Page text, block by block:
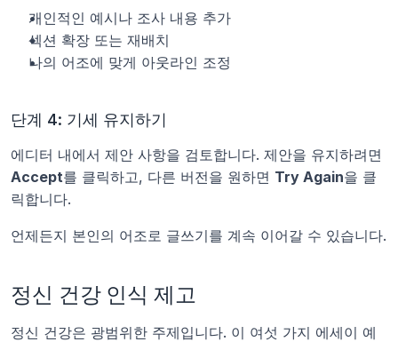
개인적인 예시나 조사 내용 추가
섹션 확장 또는 재배치
나의 어조에 맞게 아웃라인 조정
단계 4: 기세 유지하기
Accept를 클릭하고, 다른 버전을 원하면 Try Again을 클
릭합니다.
언제든지 본인의 어조로 글쓰기를 계속 이어갈 수 있습니다.
정신 건강 인식 제고
정신 건강은 광범위한 주제입니다. 이 여섯 가지 에세이 예